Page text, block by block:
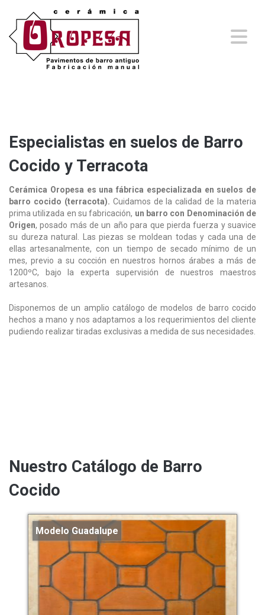
Especialistas en suelos de Barro
Cocido y Terracota
Cerámica Oropesa es una fábrica especializada en suelos de
barro cocido (terracota). Cuidamos de la calidad de la materia
prima utilizada en su fabricación, un barro con Denominación de
Origen, posado más de un año para que pierda fuerza y suavice
su dureza natural. Las piezas se moldean todas y cada una de
ellas artesanalmente, con un tiempo de secado mínimo de un
mes, previo a su cocción en nuestros hornos árabes a más de
1200ºC, bajo la experta supervisión de nuestros maestros
artesanos.
Disponemos de un amplio catálogo de modelos de barro cocido
hechos a mano y nos adaptamos a los requerimientos del cliente
pudiendo realizar tiradas exclusivas a medida de sus necesidades.
Nuestro Catálogo de Barro
Cocido
Modelo Guadalupe